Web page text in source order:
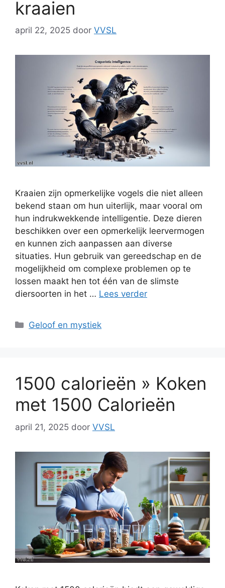
kraaien
april 22, 2025 door VVSL
Kraaien zijn opmerkelijke vogels die niet alleen
bekend staan om hun uiterlijk, maar vooral om
hun indrukwekkende intelligentie. Deze dieren
beschikken over een opmerkelijk leervermogen
en kunnen zich aanpassen aan diverse
situaties. Hun gebruik van gereedschap en de
mogelijkheid om complexe problemen op te
lossen maakt hen tot één van de slimste
diersoorten in het … Lees verder
Categorieën
Geloof en mystiek
1500 calorieën » Koken
met 1500 Calorieën
april 21, 2025 door VVSL